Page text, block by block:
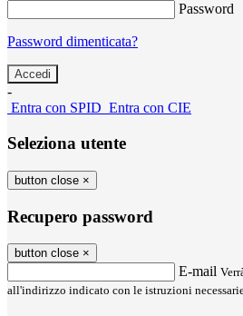
Password
Password dimenticata?
-
Entra con SPID Entra con CIE
Seleziona utente
button close ×
Recupero password
button close ×
E-mail
all'indirizzo indicato con le istruzioni